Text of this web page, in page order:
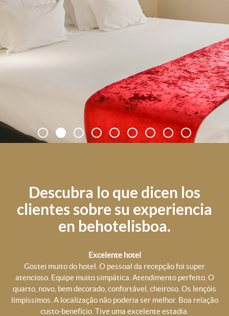
Descubra lo que dicen los
clientes sobre su experiencia
en behotelisboa.
Excelente hotel
Gostei muito do hotel. O pessoal da recepção foi super
atencioso. Equipe muito simpática. Atendimento perfeito. O
quarto, novo, bem decorado, confortável, cheiroso. Os lençóis
limpíssimos. A localização não poderia ser melhor. Boa relação
custo-benefício. Tive uma excelente estadia.